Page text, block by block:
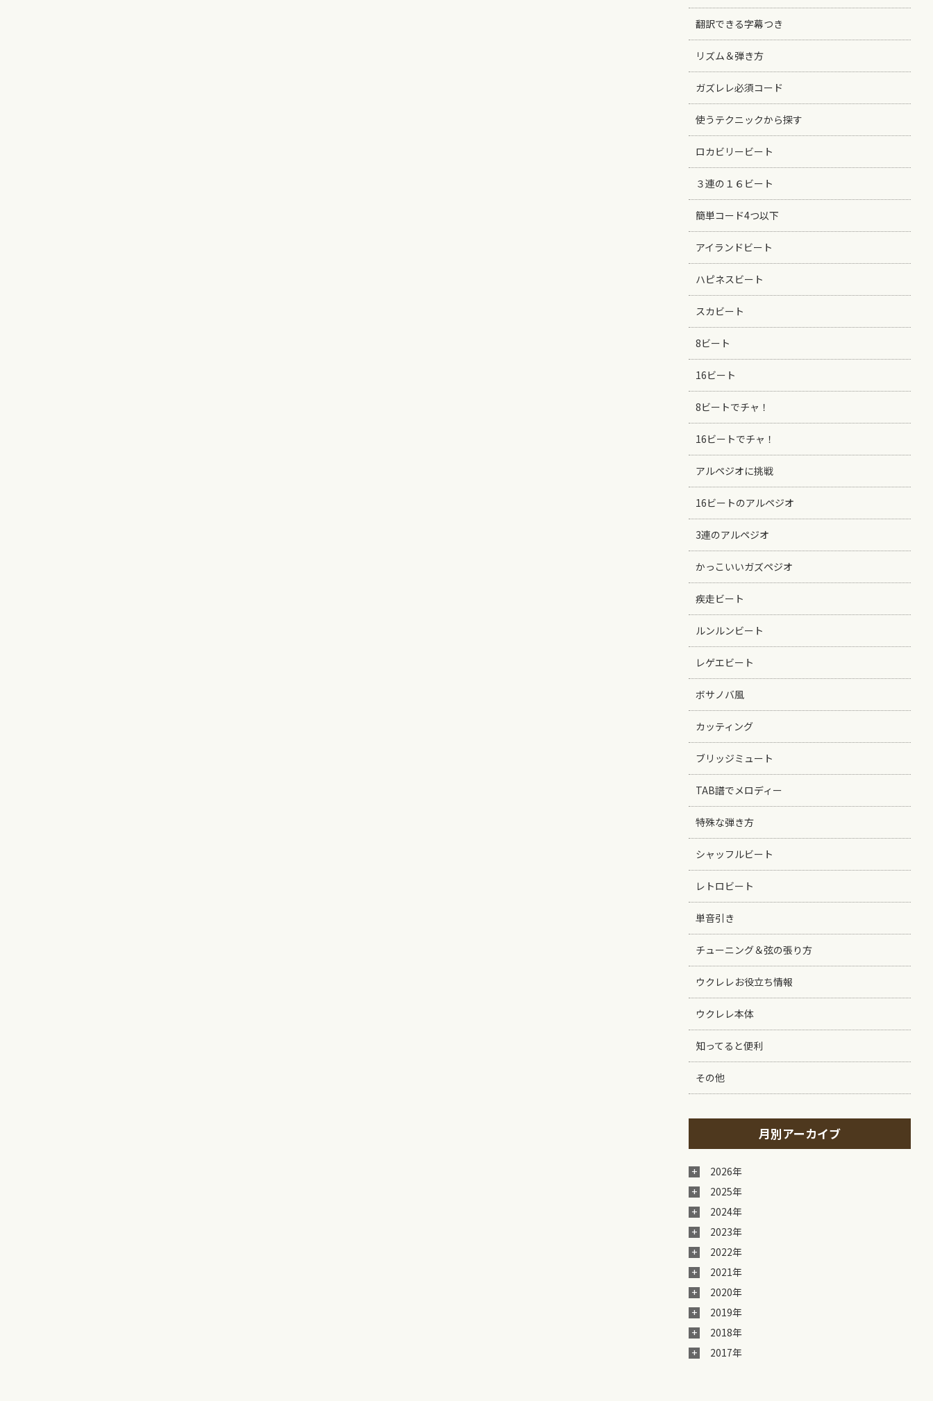
翻訳できる字幕つき
リズム＆弾き方
ガズレレ必須コード
使うテクニックから探す
ロカビリービート
３連の１６ビート
簡単コード4つ以下
アイランドビート
ハピネスビート
スカビート
8ビート
16ビート
8ビートでチャ！
16ビートでチャ！
アルペジオに挑戦
16ビートのアルペジオ
3連のアルペジオ
かっこいいガズペジオ
疾走ビート
ルンルンビート
レゲエビート
ボサノバ風
カッティング
ブリッジミュート
TAB譜でメロディー
特殊な弾き方
シャッフルビート
レトロビート
単音引き
チューニング＆弦の張り方
ウクレレお役立ち情報
ウクレレ本体
知ってると便利
その他
月別アーカイブ
2026年
2025年
2024年
2023年
2022年
2021年
2020年
2019年
2018年
2017年